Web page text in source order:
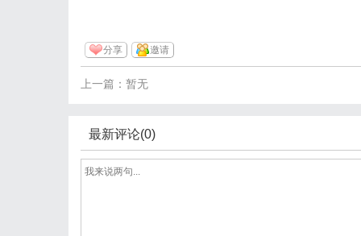
分享 邀请
上一篇：暂无
最新评论(0)